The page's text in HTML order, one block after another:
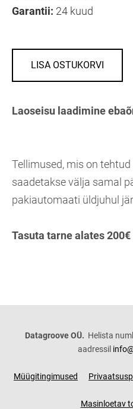
Garantii: 24 kuud
LISA OSTUKORVI
Laoseisu laadimine
Tellimused, mis on tehtud
saadetakse välja samal
pakiautomaati üldjuhul
Tasuta tarne alates
Datagroove OÜ. Helista
aadressil
Müügitingimused
Masinloetav